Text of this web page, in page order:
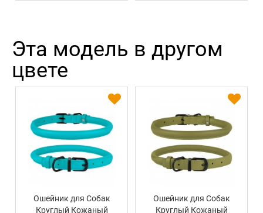
Эта модель в другом
цвете
Ошейник для Собак
Круглый Кожаный
Ошейник для Собак
Круглый Кожаный